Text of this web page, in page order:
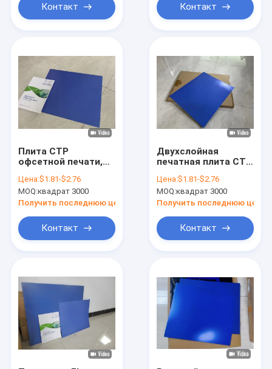
источником света
830 нм
Контакт Контакт
Плита CTP
офсетной печати,
CTP, свободная от
полоскать плита
CTP,
плита CTP
Цена:$1.81-$2.76
MOQ:квадрат 3000
Получить последнюю цену
Контакт
Двухслойная
печатная плита CTP
1350 мм
Максимальная
ширина катушки
Цена:$1.81-$2.76
MOQ:квадрат 3000
Получить последнюю цену
Контакт